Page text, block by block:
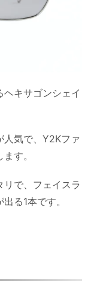
キサゴンシェイ
人気で、Y2Kファ
す。
で、フェイスラ
る1本です。